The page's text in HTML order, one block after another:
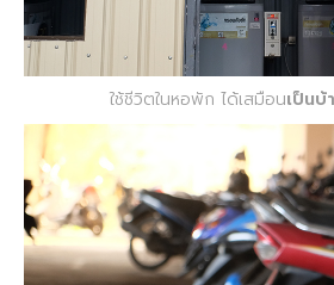
ใช้ชีวิตในหอพัก ได้เสมือนเป็นบ้